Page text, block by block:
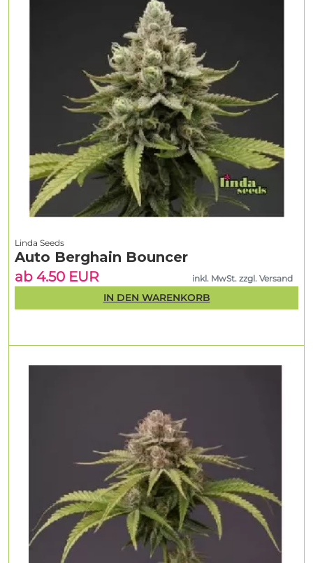
Linda Seeds
Auto Berghain Bouncer
ab 4.50 EUR
inkl. MwSt. zzgl. Versand
IN DEN WARENKORB